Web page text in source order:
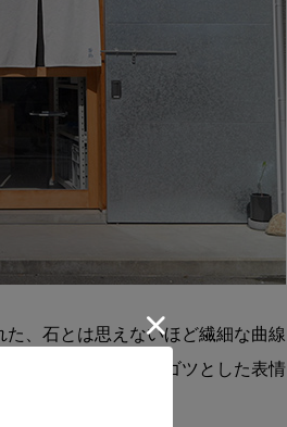
、石とは思えないほど繊細な曲線
岩山のようなゴツゴツとした表情